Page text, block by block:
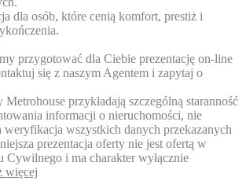
dla osób, które cenią komfort, prestiż i
przygotować dla Ciebie prezentację on-line
się z naszym Agentem i zapytaj o
przykładają szczególną staranność
informacji o nieruchomości, nie
weryfikacja wszystkich danych przekazanych
prezentacja oferty nie jest ofertą w
Cywilnego i ma charakter wyłącznie
więcej